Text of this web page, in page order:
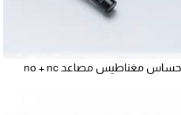
حساس مغناطيس مصاعد no + nc